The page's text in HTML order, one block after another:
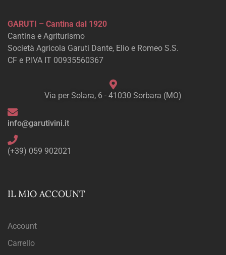
GARUTI – Cantina dal 1920
Cantina e Agriturismo
Società Agricola Garuti Dante, Elio e Romeo S.S.
CF e P.IVA IT 00935560367
Via per Solara, 6 - 41030 Sorbara (MO)
info@garutivini.it
(+39) 059 902021
IL MIO ACCOUNT
Account
Carrello